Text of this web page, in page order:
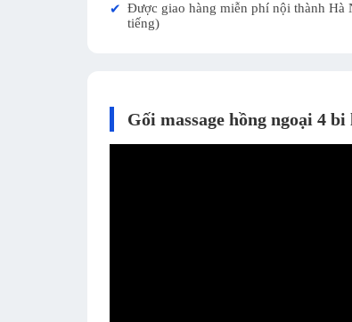
✔ Được giao hàng miễn phí nội thành
tiếng)
Gối massage hồng ngoại 4 bi